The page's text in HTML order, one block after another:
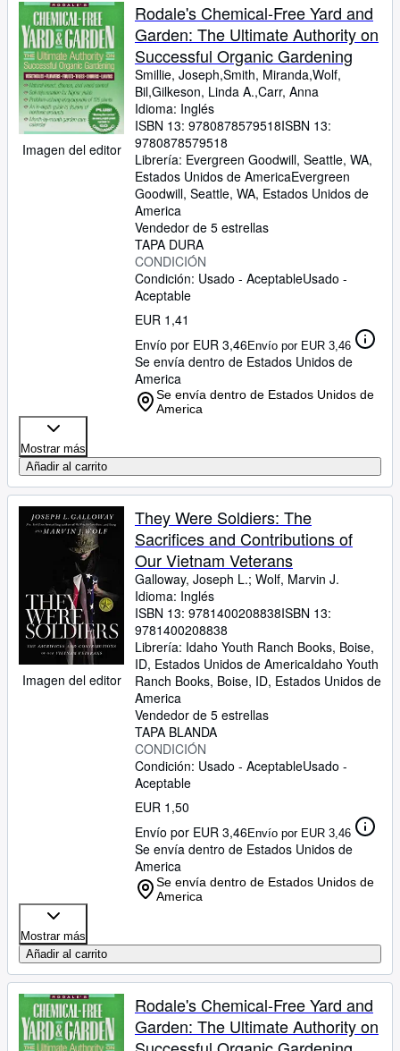
Imagen del editor
Rodale's Chemical-Free Yard and
Garden: The Ultimate Authority on
Successful Organic Gardening
Smillie, Joseph,Smith, Miranda,Wolf,
Bil,Gilkeson, Linda A.,Carr, Anna
Idioma: Inglés
ISBN 13: 9780878579518ISBN 13:
9780878579518
Librería: Evergreen Goodwill, Seattle, WA,
Estados Unidos de AmericaEvergreen
Goodwill, Seattle, WA, Estados Unidos de
America
Vendedor de 5 estrellas
TAPA DURA
CONDICIÓN
Condición: Usado - AceptableUsado -
Aceptable
EUR 1,41
Envío por EUR 3,46Envío por EUR 3,46
Se envía dentro de Estados Unidos de
America
Se envía dentro de Estados Unidos de
America
Mostrar más
Añadir al carrito
Imagen del editor
They Were Soldiers: The
Sacrifices and Contributions of
Our Vietnam Veterans
Galloway, Joseph L.; Wolf, Marvin J.
Idioma: Inglés
ISBN 13: 9781400208838ISBN 13:
9781400208838
Librería: Idaho Youth Ranch Books, Boise,
ID, Estados Unidos de AmericaIdaho Youth
Ranch Books, Boise, ID, Estados Unidos de
America
Vendedor de 5 estrellas
TAPA BLANDA
CONDICIÓN
Condición: Usado - AceptableUsado -
Aceptable
EUR 1,50
Envío por EUR 3,46Envío por EUR 3,46
Se envía dentro de Estados Unidos de
America
Se envía dentro de Estados Unidos de
America
Mostrar más
Añadir al carrito
Rodale's Chemical-Free Yard and
Garden: The Ultimate Authority on